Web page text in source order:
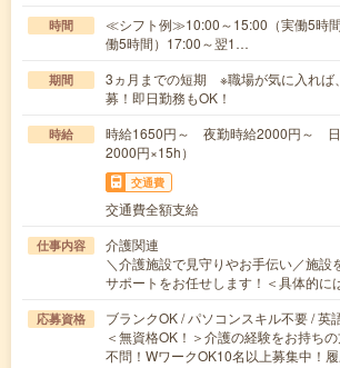
時間
≪シフト例≫10:00～15:00（実働5時
働5時間）17:00～翌1…
期間
3ヵ月までの短期 ※職場が気に入れ
募！即日勤務もOK！
時給
時給1650円～ 夜勤時給2000円～ 日
2000円×15h）
交通費
交通費全額支給
仕事内容
介護関連
＼介護施設で見守りやお手伝い／施設
サポートをお任せします！＜具体的
応募資格
ブランクOK / パソコンスキル不要 / 英
＜無資格OK！＞介護の経験をお持ち
不問！WワークOK10名以上募集中！